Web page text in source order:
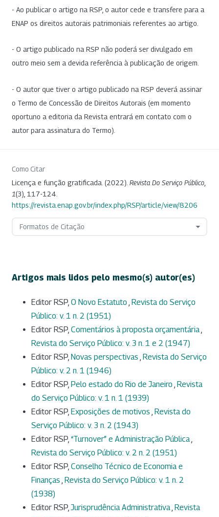
- Ao publicar o artigo na RSP, o autor cede e transfere para a
ENAP os direitos autorais patrimoniais referentes ao artigo.
- O artigo publicado na RSP não poderá ser divulgado em
outro meio sem a devida referência à publicação de origem.
- O autor que tiver o artigo publicado na RSP deverá assinar
o Termo de Concessão de Direitos Autorais (em momento
oportuno a editoria da Revista entrará em contato com o
autor para assinatura do Termo).
Como Citar
Licença e função gratificada. (2022). Revista Do Serviço Público
1(3), 117-124.
https://revista.enap.gov.br/index.php/RSP/article/view/8206
Formatos de Citação
Artigos mais lidos pelo mesmo(s) autor(es)
Editor RSP, O Novo Estatuto , Revista do Serviço
Público: v. 1 n. 2 (1951)
Editor RSP, Comentários à proposta orçamentária,
Revista do Serviço Público: v. 3 n. 1 e 2 (1947)
Editor RSP, Novas perspectivas , Revista do Serviço
Público: v. 2 n. 1 (1946)
Editor RSP, Pelo estado do Rio de Janeiro , Revista
do Serviço Público: v. 1 n. 1 (1939)
Editor RSP, Exposições de motivos , Revista do
Serviço Público: v. 3 n. 2 (1943)
Editor RSP, “Turnover” e Administração Pública,
Revista do Serviço Público: v. 2 n. 2 (1951)
Editor RSP, Conselho Técnico de Economia e
Finanças , Revista do Serviço Público: v. 1 n. 2
(1938)
Editor RSP,Jurisprudência Administrativa, Revista